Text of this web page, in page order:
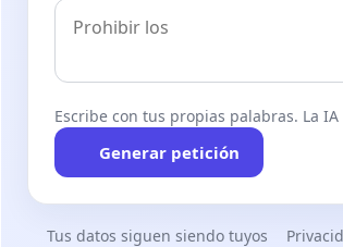
Escribe con tus propias palabras. La
Generar petición
Tus datos siguen siendo tuyos